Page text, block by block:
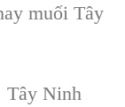
muối Tây
Tây Ninh